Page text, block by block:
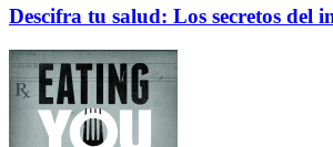
Descifra tu salud: Los secretos del